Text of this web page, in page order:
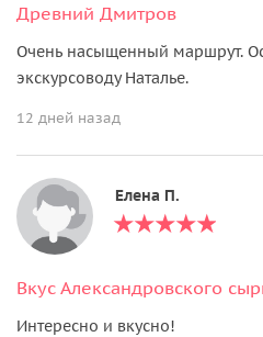
Древний Дмитров
Очень насыщенный маршрут.
экскурсоводу Наталье.
12 дней назад
Елена П.
Интересно и вкусно!